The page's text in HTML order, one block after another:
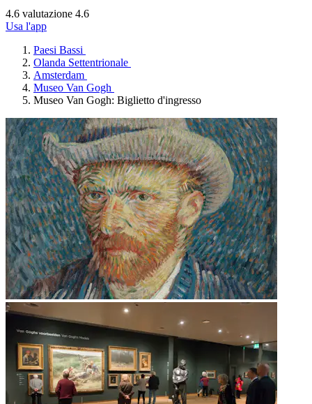
4.6 valutazione 4.6
Usa l'app
Paesi Bassi
Olanda Settentrionale
Amsterdam
Museo Van Gogh
Museo Van Gogh: Biglietto d'ingresso